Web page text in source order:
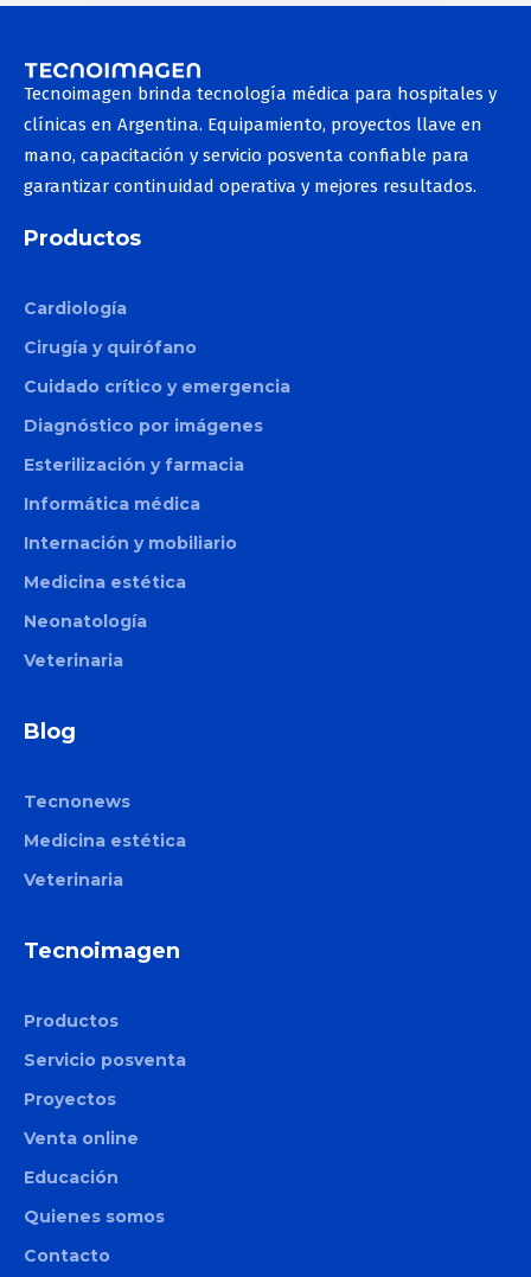
Tecnoimagen brinda tecnología médica para hospitales y
clínicas en Argentina. Equipamiento, proyectos llave en
mano, capacitación y servicio posventa confiable para
garantizar continuidad operativa y mejores resultados.
Productos
Cardiología
Cirugía y quirófano
Cuidado crítico y emergencia
Diagnóstico por imágenes
Esterilización y farmacia
Informática médica
Internación y mobiliario
Medicina estética
Neonatología
Veterinaria
Blog
Tecnonews
Medicina estética
Veterinaria
Tecnoimagen
Productos
Servicio posventa
Proyectos
Venta online
Educación
Quienes somos
Contacto